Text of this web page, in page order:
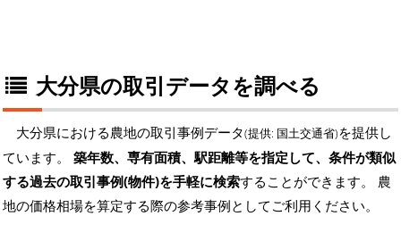
大分県の取引データを調べる
大分県における農地の取引事例データ(提供: 国土交通省)を提供し
ています。 築年数、専有面積、駅距離等を指定して、条件が類似
する過去の取引事例(物件)を手軽に検索することができます。 農
地の価格相場を算定する際の参考事例としてご利用ください。